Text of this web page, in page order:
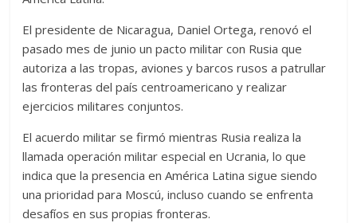
El presidente de Nicaragua, Daniel Ortega, renovó el
pasado mes de junio un pacto militar con Rusia que
autoriza a las tropas, aviones y barcos rusos a patrullar
las fronteras del país centroamericano y realizar
ejercicios militares conjuntos.
El acuerdo militar se firmó mientras Rusia realiza la
llamada operación militar especial en Ucrania, lo que
indica que la presencia en América Latina sigue siendo
una prioridad para Moscú, incluso cuando se enfrenta
desafíos en sus propias fronteras.